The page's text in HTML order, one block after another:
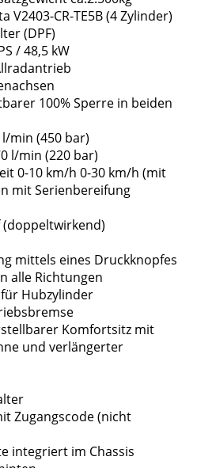
CR-TE5B (4 Zylinder)
(DPF)
/ 48,5 kW
100% Sperre in beiden
min (450 bar)
l/min (220 bar)
0-10 km/h 0-30 km/h (mit
mit Serienbereifung
mittels eines Druckknopfes
alle Richtungen
Hubzylinder
Komfortsitz mit
und verlängerter
Zugangscode (nicht
integriert im Chassis